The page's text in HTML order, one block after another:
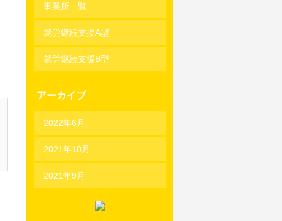
事業所一覧
就労継続支援A型
就労継続支援B型
アーカイブ
2022年6月
2021年10月
2021年9月